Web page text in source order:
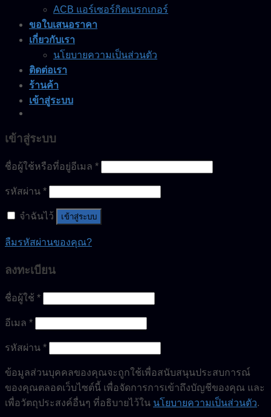
ACB แอร์เซอร์กิตเบรกเกอร์
ขอใบเสนอราคา
เกี่ยวกับเรา
นโยบายความเป็นส่วนตัว
ติดต่อเรา
ร้านค้า
เข้าสู่ระบบ
เข้าสู่ระบบ
ชื่อผู้ใช้หรือที่อยู่อีเมล *
รหัสผ่าน *
จำฉันไว้ เข้าสู่ระบบ
ลืมรหัสผ่านของคุณ?
ลงทะเบียน
ชื่อผู้ใช้ *
อีเมล *
รหัสผ่าน *
ข้อมูลส่วนบุคคลของคุณจะถูกใช้เพื่อสนับสนุนประสบการณ์
ของคุณตลอดเว็บไซต์นี้ เพื่อจัดการการเข้าถึงบัญชีของคุณ และ
เพื่อวัตถุประสงค์อื่นๆ ที่อธิบายไว้ใน นโยบายความเป็นส่วนตัว.